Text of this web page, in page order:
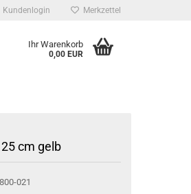
Kundenlogin Merkzettel
Ihr Warenkorb
0,00 EUR
cm gelb
021